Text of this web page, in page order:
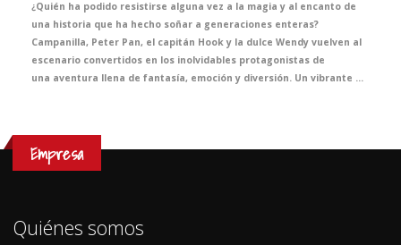
¿Quién ha podido resistirse alguna vez a la magia y al encanto de
una historia que ha hecho soñar a generaciones enteras?
Campanilla, Peter Pan, el capitán Hook y la dulce Wendy vuelven al
escenario convertidos en los inolvidables protagonistas de
una aventura llena de fantasía, emoción y diversión. Un vibrante musical en inglés que hará disfrutar a los más pequeños del cole mientras viven, casi sin darse cuenta, una de las clases de inglés más mágicas del curso.
Empresa
Quiénes somos